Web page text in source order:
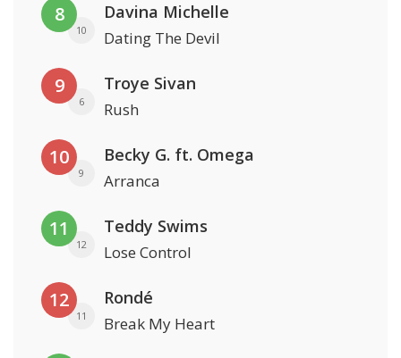
8
10
Davina Michelle
Dating The Devil
9
6
Troye Sivan
Rush
10
9
Becky G. ft. Omega
Arranca
11
12
Teddy Swims
Lose Control
12
11
Rondé
Break My Heart